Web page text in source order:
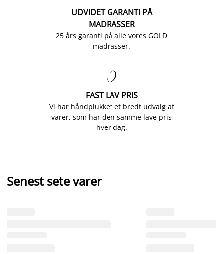
UDVIDET GARANTI PÅ
MADRASSER
25 års garanti på alle vores GOLD
madrasser.

FAST LAV PRIS
Vi har håndplukket et bredt udvalg af
varer, som har den samme lave pris
hver dag.
Senest sete varer